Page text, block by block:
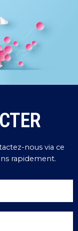
nous via ce
rapidement.